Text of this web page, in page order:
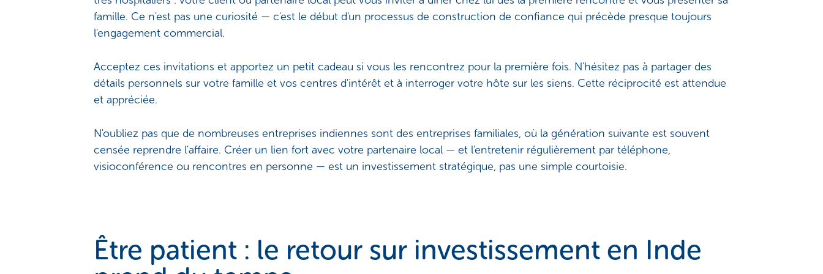
famille. Ce n'est pas une curiosité — c'est le début d'un processus de construction de confiance qui précède presque toujours
l'engagement commercial.
Acceptez ces invitations et apportez un petit cadeau si vous les rencontrez pour la première fois. N'hésitez pas à partager des
détails personnels sur votre famille et vos centres d'intérêt et à interroger votre hôte sur les siens. Cette réciprocité est attendue
et appréciée.
N'oubliez pas que de nombreuses entreprises indiennes sont des entreprises familiales, où la génération suivante est souvent
censée reprendre l'affaire. Créer un lien fort avec votre partenaire local — et l'entretenir régulièrement par téléphone,
visioconférence ou rencontres en personne — est un investissement stratégique, pas une simple courtoisie.
Être patient : le retour sur investissement en Inde